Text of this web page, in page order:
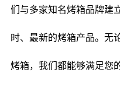
们与多家知名烤箱品牌建
时、最新的烤箱产品。无
烤箱，我们都能够满足您